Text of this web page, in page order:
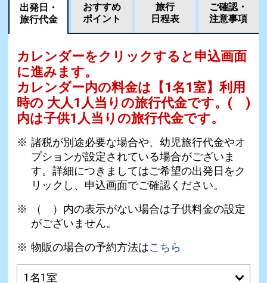
出発日・
旅行代金
おすすめ
ポイント
旅行
日程表
ご確認・
注意事項
カレンダーをクリックすると申込画面
に進みます。
カレンダー内の料金は 【1名1室】利用
時の 大人1人当りの旅行代金です。 ( )
内は子供1人当りの旅行代金です。
諸税が別途必要な場合や、幼児旅行代金やオ
プションが設定されている場合がございま
す。詳細につきましてはご希望の出発日をク
リックし、申込画面でご確認ください。
（ ）内の表示がない場合は子供料金の設定
がございません。
物販の場合の予約方法はこちら